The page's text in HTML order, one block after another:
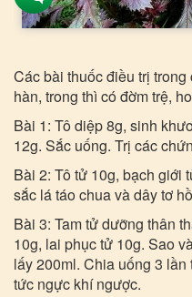
Các bài thuốc điều trị
hàn, trong thì có đờm trệ,
Bài 1: Tô diệp 8g, sinh
12g. Sắc uống. Trị các
Bài 2: Tô tử 10g, bạch giới
sắc lá táo chua và dây tơ
Bài 3: Tam tử dưỡng thân
10g, lai phục tử 10g. Sao
lấy 200ml. Chia uống 3 lần
tức ngực khí ngược.